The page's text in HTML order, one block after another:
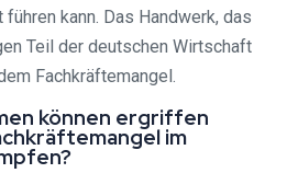
kann. Das Handwerk, das
Teil der deutschen Wirtschaft
Fachkräftemangel.
können ergriffen
im